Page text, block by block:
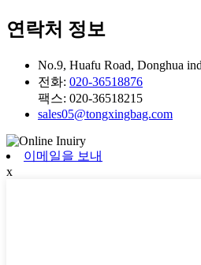
연락처 정보
No.9, Huafu Road, Donghua
전화: 020-36518876
팩스: 020-36518215
sales05@tongxingbag.com
이메일을 보내
x